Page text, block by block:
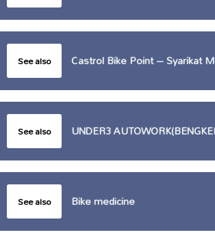
See also Castrol Bike Point – Syarikat
See also UNDER3
See also Bike medicine